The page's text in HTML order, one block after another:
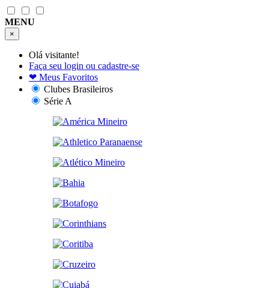
MENU
×
Olá visitante!
Faça seu login ou cadastre-se
❤ Meus Favoritos
Clubes Brasileiros
Série A